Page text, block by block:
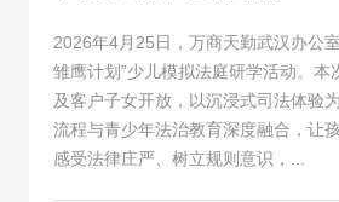
2026年4月25日，万商天勤武汉办公
雏鹰计划”少儿模拟法庭研学活动。本
及客户子女开放，以沉浸式司法体验
流程与青少年法治教育深度融合，让
感受法律庄严、树立规则意识，...